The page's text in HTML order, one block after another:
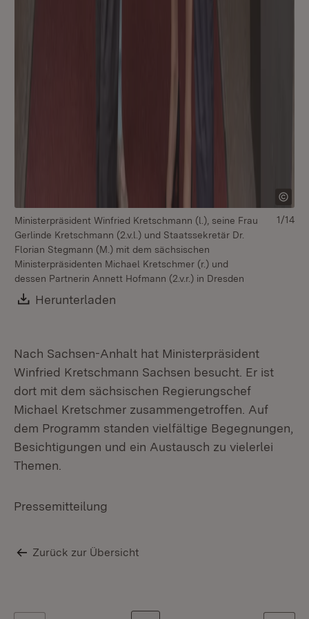
Ministerpräsident Winfried Kretschmann (l.), seine Frau
Gerlinde Kretschmann (2.v.l.) und Staatssekretär Dr.
Florian Stegmann (M.) mit dem sächsischen
Ministerpräsidenten Michael Kretschmer (r.) und
dessen Partnerin Annett Hofmann (2.v.r.) in Dresden
Download:
Herunterladen
1/14
Nach Sachsen-Anhalt hat Ministerpräsident
Winfried Kretschmann Sachsen besucht. Er ist
dort mit dem sächsischen Regierungschef
Michael Kretschmer zusammengetroffen. Auf
dem Programm standen vielfältige Begegnungen,
Besichtigungen und ein Austausch zu vielerlei
Themen.
Pressemitteilung
Zurück zur Übersicht